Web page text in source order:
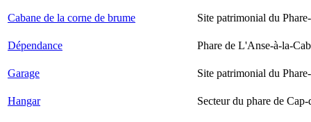
Cabane de la corne de brume Site patrimonial du
Dépendance Phare de L'Anse-à-la-
Garage Site patrimonial du
Hangar Secteur du phare de Cap-